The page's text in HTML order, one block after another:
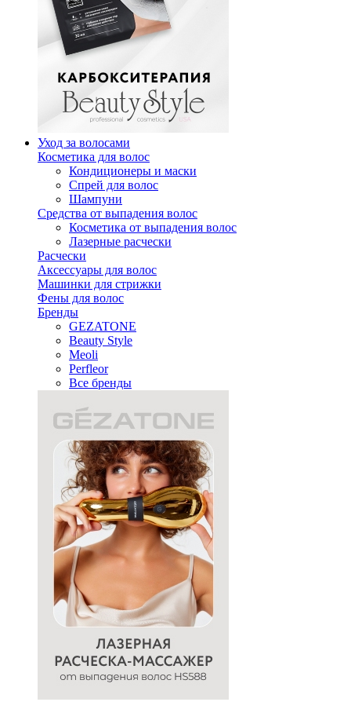
Уход за волосами
Косметика для волос
Кондиционеры и маски
Спрей для волос
Шампуни
Средства от выпадения волос
Косметика от выпадения волос
Лазерные расчески
Расчески
Аксессуары для волос
Машинки для стрижки
Фены для волос
Бренды
GEZATONE
Beauty Style
Meoli
Perfleor
Все бренды